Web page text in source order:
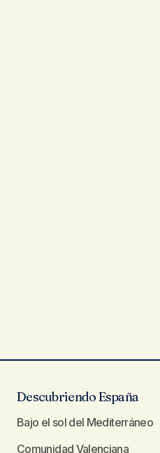
Descubriendo España
Bajo el sol del Mediterráneo
Comunidad Valenciana